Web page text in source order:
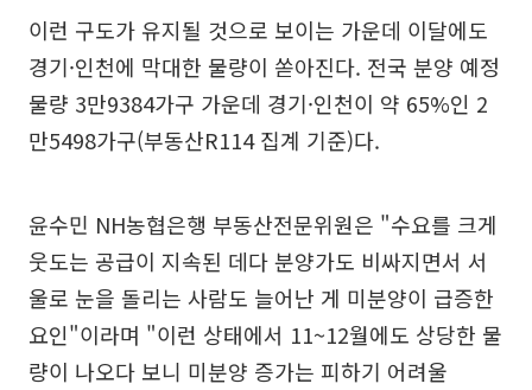
이런 구도가 유지될 것으로 보이는 가운데 이달에도
경기·인천에 막대한 물량이 쏟아진다. 전국 분양 예정
물량 3만9384가구 가운데 경기·인천이 약 65%인 2
만5498가구(부동산R114 집계 기준)다.
윤수민 NH농협은행 부동산전문위원은 "수요를 크게
웃도는 공급이 지속된 데다 분양가도 비싸지면서 서
울로 눈을 돌리는 사람도 늘어난 게 미분양이 급증한
요인"이라며 "이런 상태에서 11~12월에도 상당한 물
량이 나오다 보니 미분양 증가는 피하기 어려울